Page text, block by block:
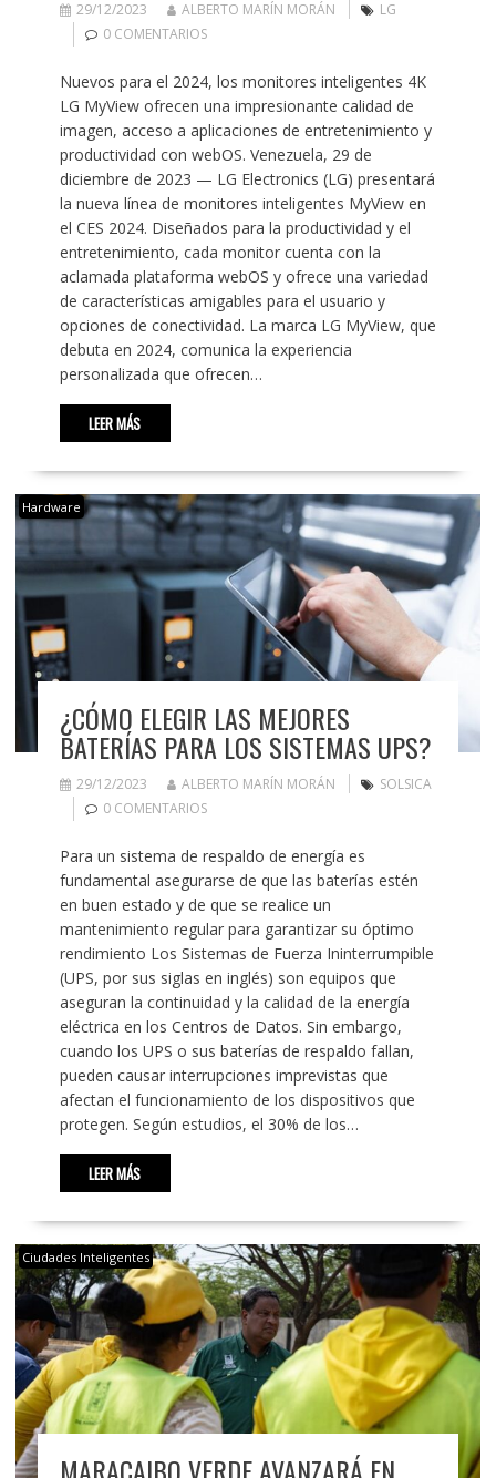
29/12/2023 ALBERTO MARÍN MORÁN
LG
0 COMENTARIOS
Nuevos para el 2024, los monitores inteligentes 4K
LG MyView ofrecen una impresionante calidad de
imagen, acceso a aplicaciones de entretenimiento y
productividad con webOS. Venezuela, 29 de
diciembre de 2023 — LG Electronics (LG) presentará
la nueva línea de monitores inteligentes MyView en
el CES 2024. Diseñados para la productividad y el
entretenimiento, cada monitor cuenta con la
aclamada plataforma webOS y ofrece una variedad
de características amigables para el usuario y
opciones de conectividad. La marca LG MyView, que
debuta en 2024, comunica la experiencia
personalizada que ofrecen…
LEER MÁS
Hardware
¿CÓMO ELEGIR LAS MEJORES
BATERÍAS PARA LOS SISTEMAS UPS?
29/12/2023 ALBERTO MARÍN MORÁN
SOLSICA
0 COMENTARIOS
Para un sistema de respaldo de energía es
fundamental asegurarse de que las baterías estén
en buen estado y de que se realice un
mantenimiento regular para garantizar su óptimo
rendimiento Los Sistemas de Fuerza Ininterrumpible
(UPS, por sus siglas en inglés) son equipos que
aseguran la continuidad y la calidad de la energía
eléctrica en los Centros de Datos. Sin embargo,
cuando los UPS o sus baterías de respaldo fallan,
pueden causar interrupciones imprevistas que
afectan el funcionamiento de los dispositivos que
protegen. Según estudios, el 30% de los…
LEER MÁS
Ciudades Inteligentes